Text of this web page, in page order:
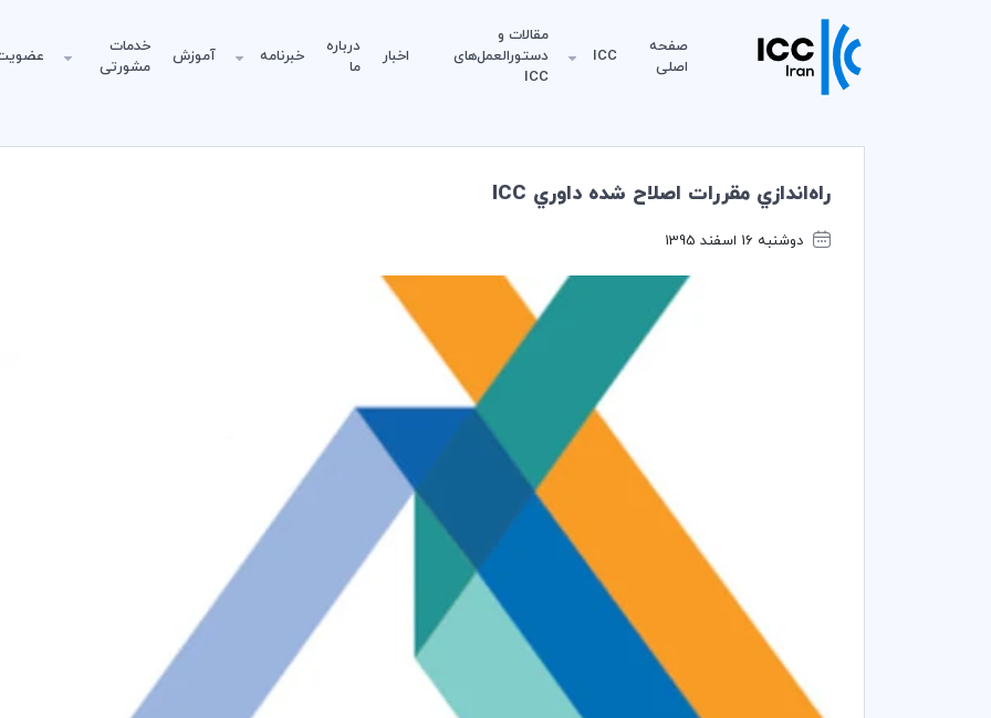
صفحه
اصلی
ICC
مقالات و
دستورالعمل‌های
ICC
اخبار
درباره
ما
خبرنامه آموزش
خدمات
مشورتی
راه‌اندازي مقررات اصلاح شده داوري ICC
دوشنبه 16 اسفند 1395